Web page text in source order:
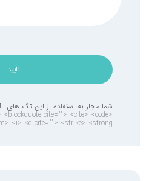
تایید
شما مجاز به استفاده از این تگ های HTML می باشید:
cite=""> <cite> <code>
<i> <q cite=""> <strike> <strong>